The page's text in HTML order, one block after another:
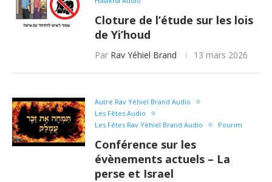
Cloture de l’étude sur les lois
de Yi’houd
Par Rav Yéhiel Brand 13 mars 2026
Autre Rav Yéhiel Brand Audio
Les Fêtes Audio
Les Fêtes Rav Yéhiel Brand Audio
Pourim
Conférence sur les
évènements actuels – La
perse et Israel